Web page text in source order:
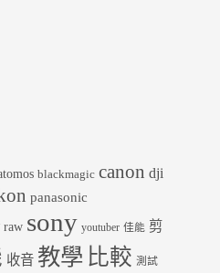
blackmagic canon dji
panasonic
raw sony youtuber 佳能 剪
收音 教學 比較 測試